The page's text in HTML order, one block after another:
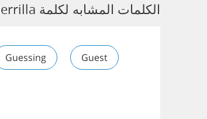
الكلمات المشابه لكلمة Guerrilla
Guessing Guest